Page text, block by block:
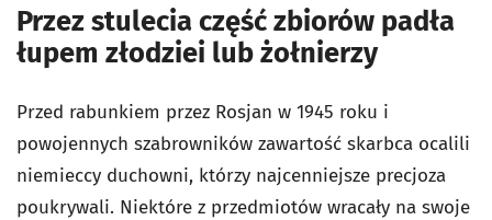
Przez stulecia część zbiorów padła
łupem złodziei lub żołnierzy
Przed rabunkiem przez Rosjan w 1945 roku i
powojennych szabrowników zawartość skarbca ocalili
niemieccy duchowni, którzy najcenniejsze precjoza
poukrywali. Niektóre z przedmiotów wracały na swoje